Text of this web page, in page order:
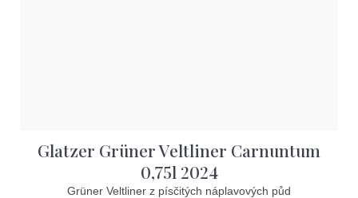
Glatzer Grüner Veltliner Carnuntum
0,75l 2024
Grüner Veltliner z písčitých náplavových půd